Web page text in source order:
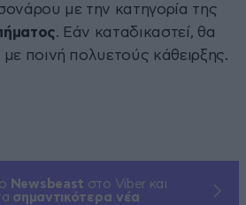
με την κατηγορία της
. Εάν καταδικαστεί, θα
με ποινή πολυετούς κάθειρξης.
Newsbeast στο Viber και
σημαντικότερα νέα